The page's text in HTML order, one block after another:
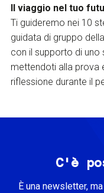
Il viaggio nel tuo
Ti guideremo nei 10
guidata di gruppo
con il supporto di
mettendoti alla prova
riflessione durante il
C'è
È una newsletter,